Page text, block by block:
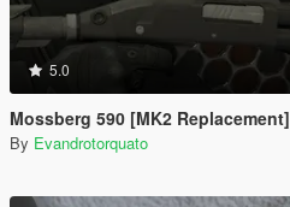
5.0
Mossberg 590 [MK2 Replacement]
By Evandrotorquato